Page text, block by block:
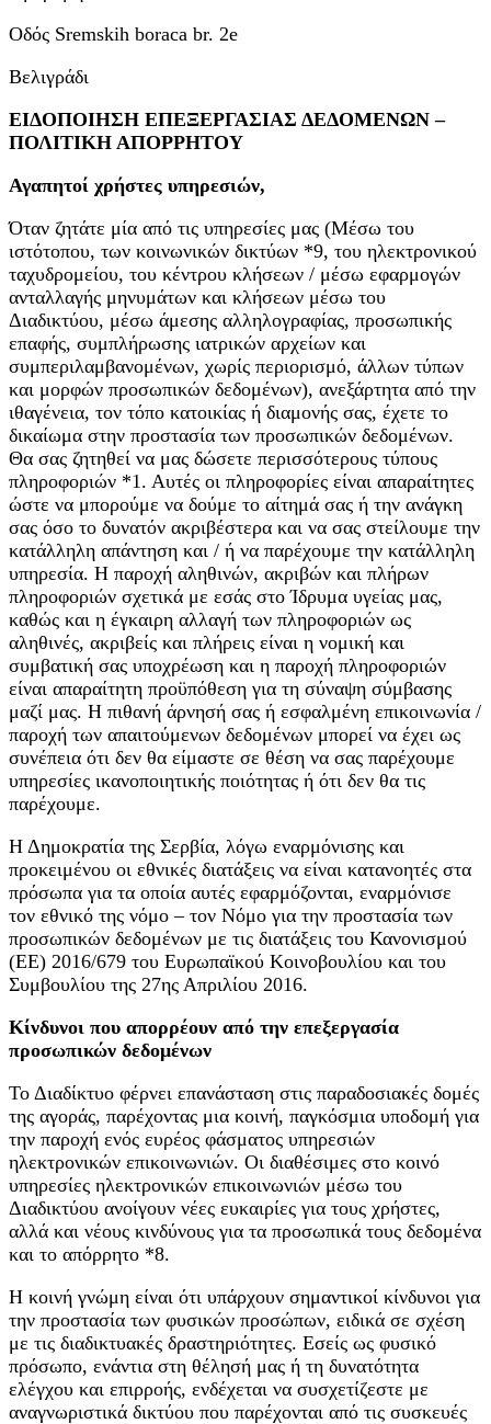
Οδός Sremskih boraca br. 2e
Βελιγράδι
ΕΙΔΟΠΟΙΗΣΗ ΕΠΕΞΕΡΓΑΣΙΑΣ ΔΕΔΟΜΕΝΩΝ –
ΠΟΛΙΤΙΚΗ ΑΠΟΡΡΗΤΟΥ
Αγαπητοί χρήστες υπηρεσιών,
Όταν ζητάτε μία από τις υπηρεσίες μας (Μέσω του
ιστότοπου, των κοινωνικών δικτύων *9, του ηλεκτρονικού
ταχυδρομείου, του κέντρου κλήσεων / μέσω εφαρμογών
ανταλλαγής μηνυμάτων και κλήσεων μέσω του
Διαδικτύου, μέσω άμεσης αλληλογραφίας, προσωπικής
επαφής, συμπλήρωσης ιατρικών αρχείων και
συμπεριλαμβανομένων, χωρίς περιορισμό, άλλων τύπων
και μορφών προσωπικών δεδομένων), ανεξάρτητα από την
ιθαγένεια, τον τόπο κατοικίας ή διαμονής σας, έχετε το
δικαίωμα στην προστασία των προσωπικών δεδομένων.
Θα σας ζητηθεί να μας δώσετε περισσότερους τύπους
πληροφοριών *1. Αυτές οι πληροφορίες είναι απαραίτητες
ώστε να μπορούμε να δούμε το αίτημά σας ή την ανάγκη
σας όσο το δυνατόν ακριβέστερα και να σας στείλουμε την
κατάλληλη απάντηση και / ή να παρέχουμε την κατάλληλη
υπηρεσία. Η παροχή αληθινών, ακριβών και πλήρων
πληροφοριών σχετικά με εσάς στο Ίδρυμα υγείας μας,
καθώς και η έγκαιρη αλλαγή των πληροφοριών ως
αληθινές, ακριβείς και πλήρεις είναι η νομική και
συμβατική σας υποχρέωση και η παροχή πληροφοριών
είναι απαραίτητη προϋπόθεση για τη σύναψη σύμβασης
μαζί μας. Η πιθανή άρνησή σας ή εσφαλμένη επικοινωνία /
παροχή των απαιτούμενων δεδομένων μπορεί να έχει ως
συνέπεια ότι δεν θα είμαστε σε θέση να σας παρέχουμε
υπηρεσίες ικανοποιητικής ποιότητας ή ότι δεν θα τις
παρέχουμε.
Η Δημοκρατία της Σερβία, λόγω εναρμόνισης και
προκειμένου οι εθνικές διατάξεις να είναι κατανοητές στα
πρόσωπα για τα οποία αυτές εφαρμόζονται, εναρμόνισε
τον εθνικό της νόμο – τον Νόμο για την προστασία των
προσωπικών δεδομένων με τις διατάξεις του Κανονισμού
(ΕΕ) 2016/679 του Ευρωπαϊκού Κοινοβουλίου και του
Συμβουλίου της 27ης Απριλίου 2016.
Κίνδυνοι που απορρέουν από την επεξεργασία
προσωπικών δεδομένων
Το Διαδίκτυο φέρνει επανάσταση στις παραδοσιακές δομές
της αγοράς, παρέχοντας μια κοινή, παγκόσμια υποδομή για
την παροχή ενός ευρέος φάσματος υπηρεσιών
ηλεκτρονικών επικοινωνιών. Οι διαθέσιμες στο κοινό
υπηρεσίες ηλεκτρονικών επικοινωνιών μέσω του
Διαδικτύου ανοίγουν νέες ευκαιρίες για τους χρήστες,
αλλά και νέους κινδύνους για τα προσωπικά τους δεδομένα
και το απόρρητο *8.
Η κοινή γνώμη είναι ότι υπάρχουν σημαντικοί κίνδυνοι για
την προστασία των φυσικών προσώπων, ειδικά σε σχέση
με τις διαδικτυακές δραστηριότητες. Εσείς ως φυσικό
πρόσωπο, ενάντια στη θέλησή μας ή τη δυνατότητα
ελέγχου και επιρροής, ενδέχεται να συσχετίζεστε με
αναγνωριστικά δικτύου που παρέχονται από τις συσκευές